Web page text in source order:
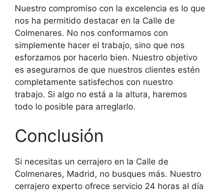
Nuestro compromiso con la excelencia es lo que
nos ha permitido destacar en la Calle de
Colmenares. No nos conformamos con
simplemente hacer el trabajo, sino que nos
esforzamos por hacerlo bien. Nuestro objetivo
es asegurarnos de que nuestros clientes estén
completamente satisfechos con nuestro
trabajo. Si algo no está a la altura, haremos
todo lo posible para arreglarlo.
Conclusión
Si necesitas un cerrajero en la Calle de
Colmenares, Madrid, no busques más. Nuestro
cerrajero experto ofrece servicio 24 horas al día